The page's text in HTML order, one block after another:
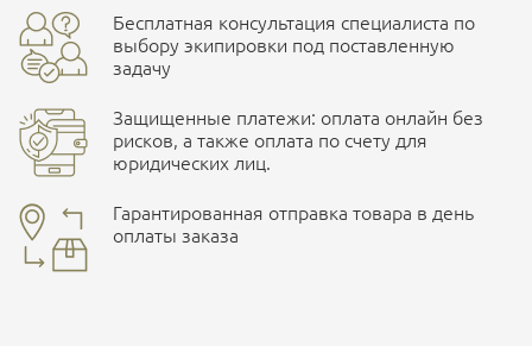
Наличные при самовывозе
Характеристики комплектаций
Размер
ПОДРОБНЕЕ О СКЛАДЕ
Бесплатная консультация специалиста по
выбору экипировки под поставленную
задачу
Защищенные платежи: оплата онлайн без
рисков, а также оплата по счету для
юридических лиц.
Гарантированная отправка товара в день
оплаты заказа